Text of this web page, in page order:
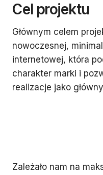
Cel projektu
Głównym celem
nowoczesnej,
internetowej, która
charakter marki i
realizacje jako
Zależało nam na